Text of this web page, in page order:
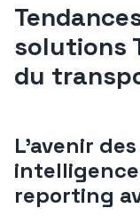
solutions
du
L’avenir
reporting